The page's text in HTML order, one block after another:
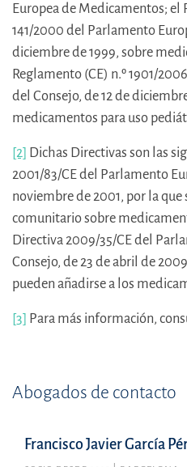
Europea de Medicamentos; el
141/2000 del Parlamento
diciembre de 1999, sobre
Reglamento (CE) n.º 1901/
del Consejo, de 12 de
medicamentos para uso
[2] Dichas Directivas son las
2001/83/CE del Parlamento
noviembre de 2001, por la que
comunitario sobre
Directiva 2009/35/CE del
Consejo, de 23 de abril de
pueden añadirse a los
[3] Para más información,
Abogados de contacto
Francisco Javier García